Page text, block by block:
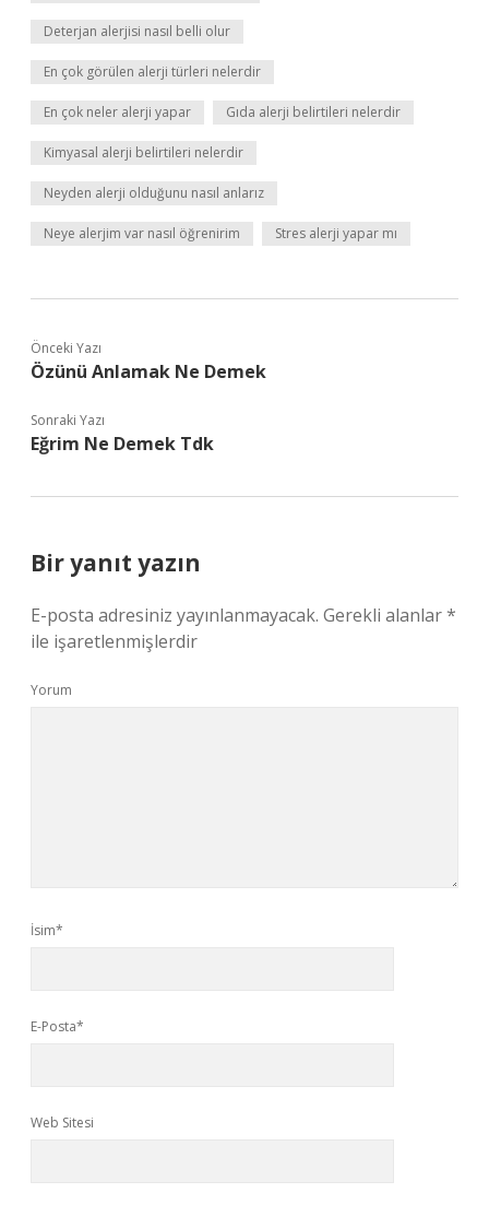
Deterjan alerjisi nasıl belli olur
En çok görülen alerji türleri nelerdir
En çok neler alerji yapar Gıda alerji belirtileri nelerdir
Kimyasal alerji belirtileri nelerdir
Neyden alerji olduğunu nasıl anlarız
Neye alerjim var nasıl öğrenirim Stres alerji yapar mı
Önceki Yazı
Özünü Anlamak Ne Demek
Sonraki Yazı
Eğrim Ne Demek Tdk
Bir yanıt yazın
E-posta adresiniz yayınlanmayacak. Gerekli alanlar*
ile işaretlenmişlerdir
Yorum
İsim*
E-Posta*
Web Sitesi